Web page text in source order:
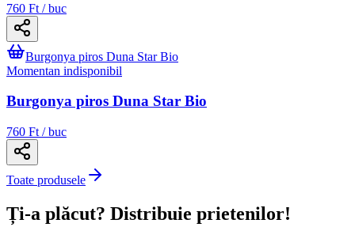
760 Ft / buc
Burgonya piros Duna Star Bio
Momentan indisponibil
Burgonya piros Duna Star Bio
760 Ft / buc
Toate produsele
Ți-a plăcut? Distribuie prietenilor!